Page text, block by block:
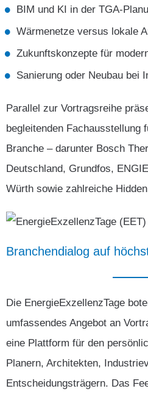
BIM und KI in der TGA-
Wärmenetze versus lokale
Zukunftskonzepte für
Sanierung oder Neubau bei
Parallel zur Vortragsreihe
begleitenden Fachausstellung
Branche – darunter Bosch
Deutschland, Grundfos,
Würth sowie zahlreiche
Branchendialog auf
Die EnergieExzellenzTage
umfassendes Angebot an
eine Plattform für den
Planern, Architekten,
Entscheidungsträgern. Das